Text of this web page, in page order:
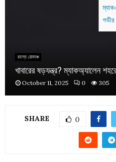
রহস্য রোমাঞ্চ
খাবারের ষড়যন্ত্র? ম্যাকঅ্যালেন
October 11, 2025 0 305
SHARE 0
গভীর